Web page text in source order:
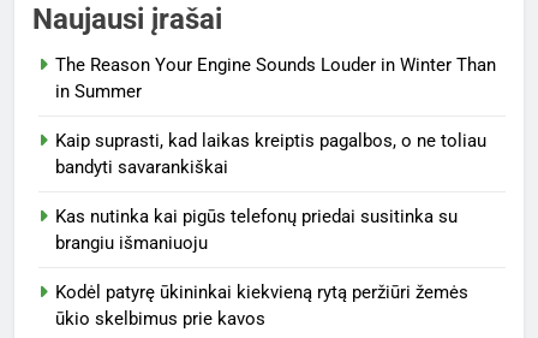
Naujausi įrašai
The Reason Your Engine Sounds Louder in Winter Than
in Summer
Kaip suprasti, kad laikas kreiptis pagalbos, o ne toliau
bandyti savarankiškai
Kas nutinka kai pigūs telefonų priedai susitinka su
brangiu išmaniuoju
Kodėl patyrę ūkininkai kiekvieną rytą peržiūri žemės
ūkio skelbimus prie kavos